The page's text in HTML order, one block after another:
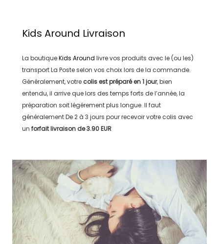
Kids Around Livraison
La boutiqueKids Around livre vos produits avec le (ou les)
transportLa Posteselon vos choix lors de la commande.
Généralement, votre colis est préparé en1 jour, bien
entendu, il arrive que lors des temps forts de l’année, la
préparation soit légérement plus longue. Il faut
généralementDe 2 à 3 jours pour recevoir votre colis avec
un forfait livraison de3.90 EUR